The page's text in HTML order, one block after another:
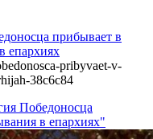
прибывает в
епархиях
pribyvaet-v-
38c6c84
Победоносца
в епархиях"